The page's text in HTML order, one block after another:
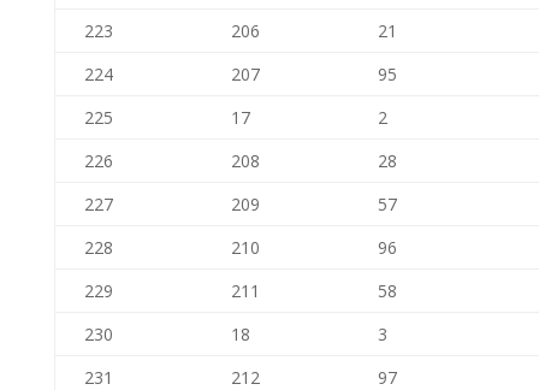
223
206
21
224
207
95
225
17
2
226
208
28
227
209
57
228
210
96
229
211
58
230
18
3
231
212
97